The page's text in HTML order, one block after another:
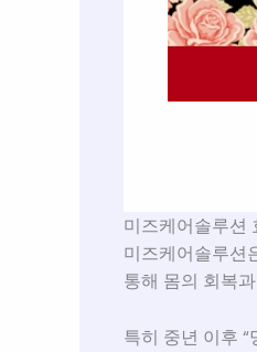
미즈케어솔루션
미즈케어솔루션
통해 몸의 회복
특히 중년 이후